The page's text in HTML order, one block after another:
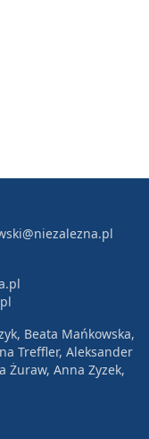
Beata Mańkowska,
Treffler, Aleksander
Żuraw, Anna Zyzek,